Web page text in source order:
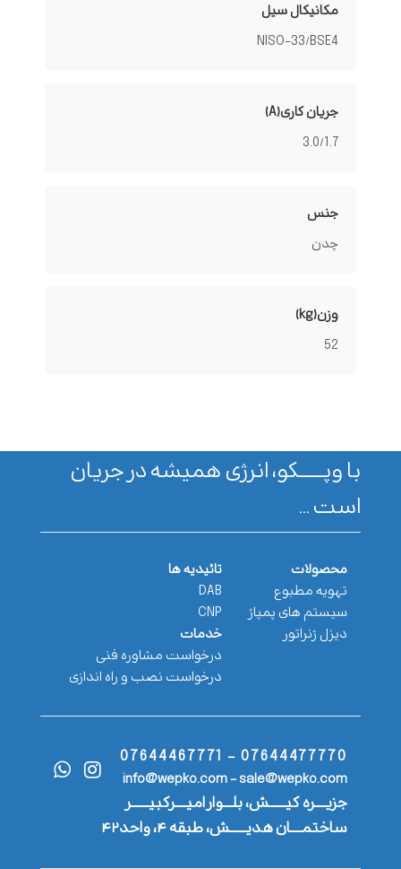
مکانیکال سیل
NISO-33/BSE4
جریان کاری(A)
3.0/1.7
جنس
چدن
وزن(kg)
52
با وپـــــــکو، انرژی همیشه در جریان
است ...
محصولات
تهویه مطبوع
سیستم های پمپاژ
دیزل ژنراتور
تائیدیه ها
DAB
CNP
خدمات
درخواست مشاوره فنی
درخواست نصب و راه اندازی
07644477770 - 07644467771
info@wepko.com - sale@wepko.com
جزیــــره کیــــــش، بلـــوار امیــــرکبیــــــر
ساختمــــان هدیــــــش، طبقه ۴، واحد۴۲